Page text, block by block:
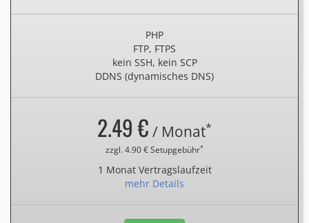
PHP
FTP, FTPS
kein SSH, kein SCP
DDNS (dynamisches DNS)
2.49 € / Monat*
zzgl. 4.90 € Setupgebühr*
1 Monat Vertragslaufzeit
mehr Details